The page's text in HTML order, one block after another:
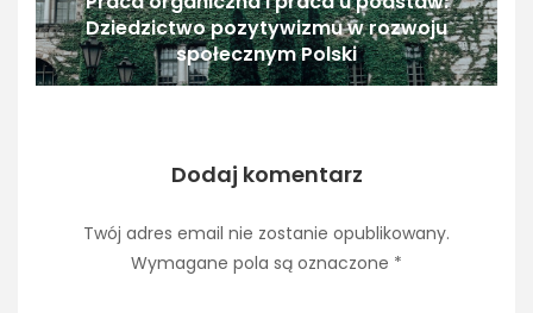
Dziedzictwo pozytywizmu w rozwoju
społecznym Polski
Dodaj komentarz
Twój adres email nie zostanie opublikowany.
Wymagane pola są oznaczone *